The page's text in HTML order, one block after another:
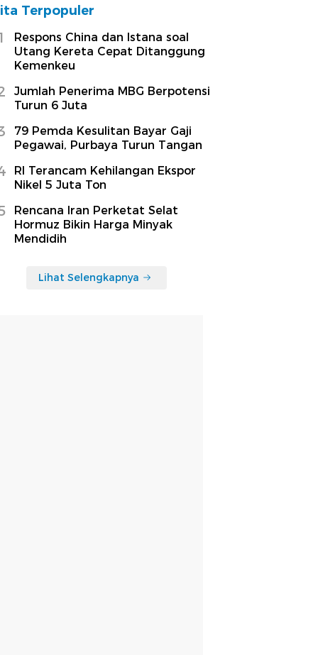
Terpopuler
Respons China dan Istana soal
Utang Kereta Cepat Ditanggung
Kemenkeu
Jumlah Penerima MBG Berpotensi
Turun 6 Juta
79 Pemda Kesulitan Bayar Gaji
Pegawai, Purbaya Turun Tangan
RI Terancam Kehilangan Ekspor
Nikel 5 Juta Ton
Rencana Iran Perketat Selat
Hormuz Bikin Harga Minyak
Mendidih
Lihat Selengkapnya